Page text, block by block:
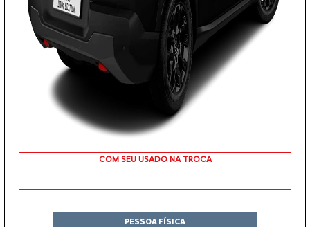
TAXA ZERO
PESSOA FÍSICA